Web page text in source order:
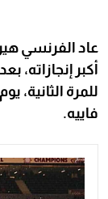
عاد الفرنسي
أكبر إنجازاته،
فاييه.